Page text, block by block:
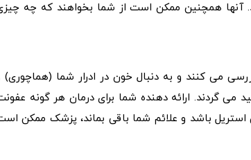
آنها همچنین ممکن است از شما بخواهند که چه
می کنند و به دنبال خون در ادرار شما (هماچوری)
می گردند. ارائه دهنده شما برای درمان هر گونه
استریل باشد و علائم شما باقی بماند، پزشک ممکن